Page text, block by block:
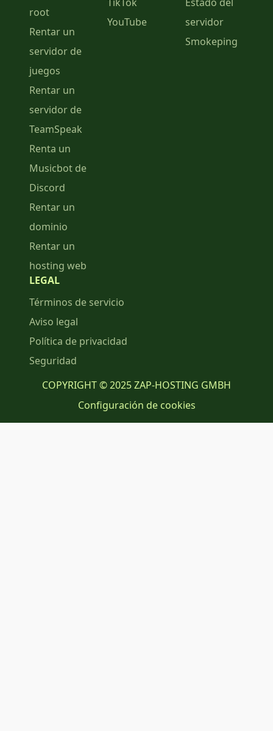
root
Rentar un
servidor de
juegos
Rentar un
servidor de
TeamSpeak
Renta un
Musicbot de
Discord
Rentar un
dominio
Rentar un
hosting web
YouTube
servidor
Smokeping
LEGAL
Términos de servicio
Aviso legal
Política de privacidad
Seguridad
COPYRIGHT © 2025 ZAP-HOSTING GMBH
Configuración de cookies